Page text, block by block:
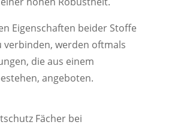
Eigenschaften beider Stoffe
verbinden, werden oftmals
die aus einem
angeboten.
Fächer bei